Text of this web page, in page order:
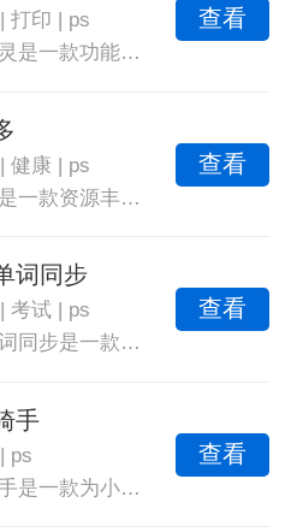
|打印
ps
全能连接精灵是一款功能丰富的软件，可以帮助用户免费连接附近的无线网络，并确保网络的安全性。它还能测量网络速度并推荐更好的网络，让用户享受快速的上网体验。全能连接精灵还可以帮助用户管理和控制智能设备，支持多屏交互、手机打印、远程控制等多种功能，为用户提供便利和舒适。
查看
|健康 | ps
群星药药多是一款资源丰富的医药商城软件，提供丰富多样的医药产品在线一键下单，包括医药产品、保健品和医疗器械等，所有药品都是正规渠道的货源，价格统一且推出各种优惠活动。软件具有强大的搜索功能和清晰的分类，满足个性化的购药需求，并提供优质服务，轻松在线选购药品。购药无限制，药师在线为你推荐适合的药品，方便快捷。
查看
词同步
|考试
ps
初中英语单词同步是一款集合了交流、讨论和学习的软件，供初中生们轻松备战高考。它每天推送更多的词汇，并在智能测试中了解学习情况。用户可以随时查看学习进度，添加更多内容以帮助记忆。同时提供多种实用的记单词方法，显示释义，记忆技巧和复习功能，配合权威的教材和纯正发音。它将书本结合学习，提供对照复习和随时随地记单词的功能，以确保初中同学的练习能力。
查看
手
| ps
小象超市骑手是一款为小象超市专门打造的接单软件，可轻松进行抢单，并根据派送时间规划最合理的配送路线，每天各种任务等你来完成，且有额外奖励。实时更新定位精准，是成为骑手的首选。提供商业保险、可靠的平台、订单提醒和薪资结算，实时导航、工作统计和评价，以及稳定可靠的系统。
查看